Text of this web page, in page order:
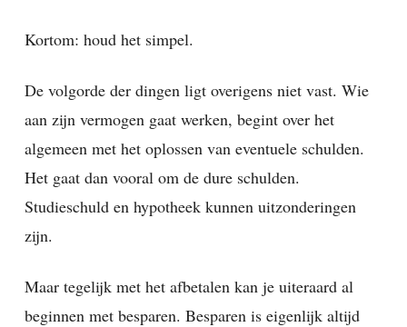
Kortom: houd het simpel.
De volgorde der dingen ligt overigens niet vast. Wie
aan zijn vermogen gaat werken, begint over het
algemeen met het oplossen van eventuele schulden.
Het gaat dan vooral om de dure schulden.
Studieschuld en hypotheek kunnen uitzonderingen
zijn.
Maar tegelijk met het afbetalen kan je uiteraard al
beginnen met besparen. Besparen is eigenlijk altijd